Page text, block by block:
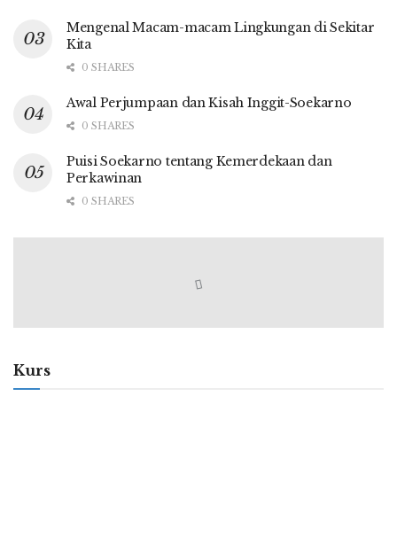
Mengenal Macam-macam Lingkungan di Sekitar
Kita
0 SHARES
Awal Perjumpaan dan Kisah Inggit-Soekarno
0 SHARES
Puisi Soekarno tentang Kemerdekaan dan
Perkawinan
0 SHARES
Kurs